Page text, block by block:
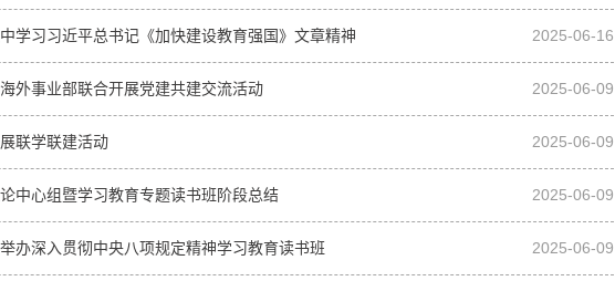
2025-06-16
学习习近平总书记《加快建设教育强国》文章精神
2025-06-09
外事业部联合开展党建共建交流活动
2025-06-09
联学联建活动
2025-06-09
中心组暨学习教育专题读书班阶段总结
2025-06-09
办深入贯彻中央八项规定精神学习教育读书班